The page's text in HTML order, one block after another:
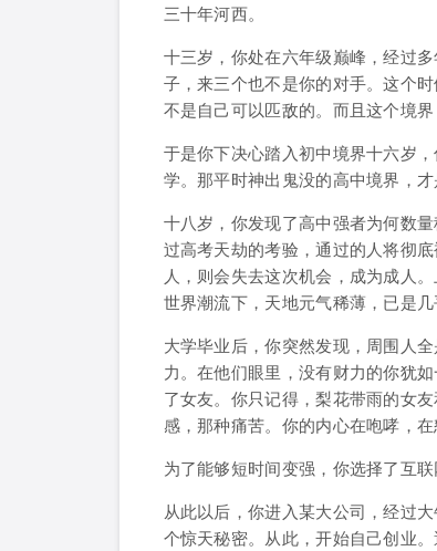
三十年河西。
十三岁，你处在六年级巅峰，经过
子，来三个也不是你的对手。这个
不是自己可以匹敌的。而且这个境
于是你下决心踏入初中境界十六岁
学。那平时神出鬼没的高中境界，才
十八岁，你发现了高中强者为何数
过高考天劫的考验，通过的人将彻
人，则会失去这次机会，成为成人
世界潮流下，天地元气稀薄，已是
大学毕业后，你突然发现，周围人
力。在他们眼里，没有财力的你犹
了女友。你只记得，梨花带雨的女
感，那种痛苦。你的内心在咆哮，
为了能够短时间变强，你选择了互联
从此以后，你进入某大公司，经过
个惊天秘密。从此，开始自己创业